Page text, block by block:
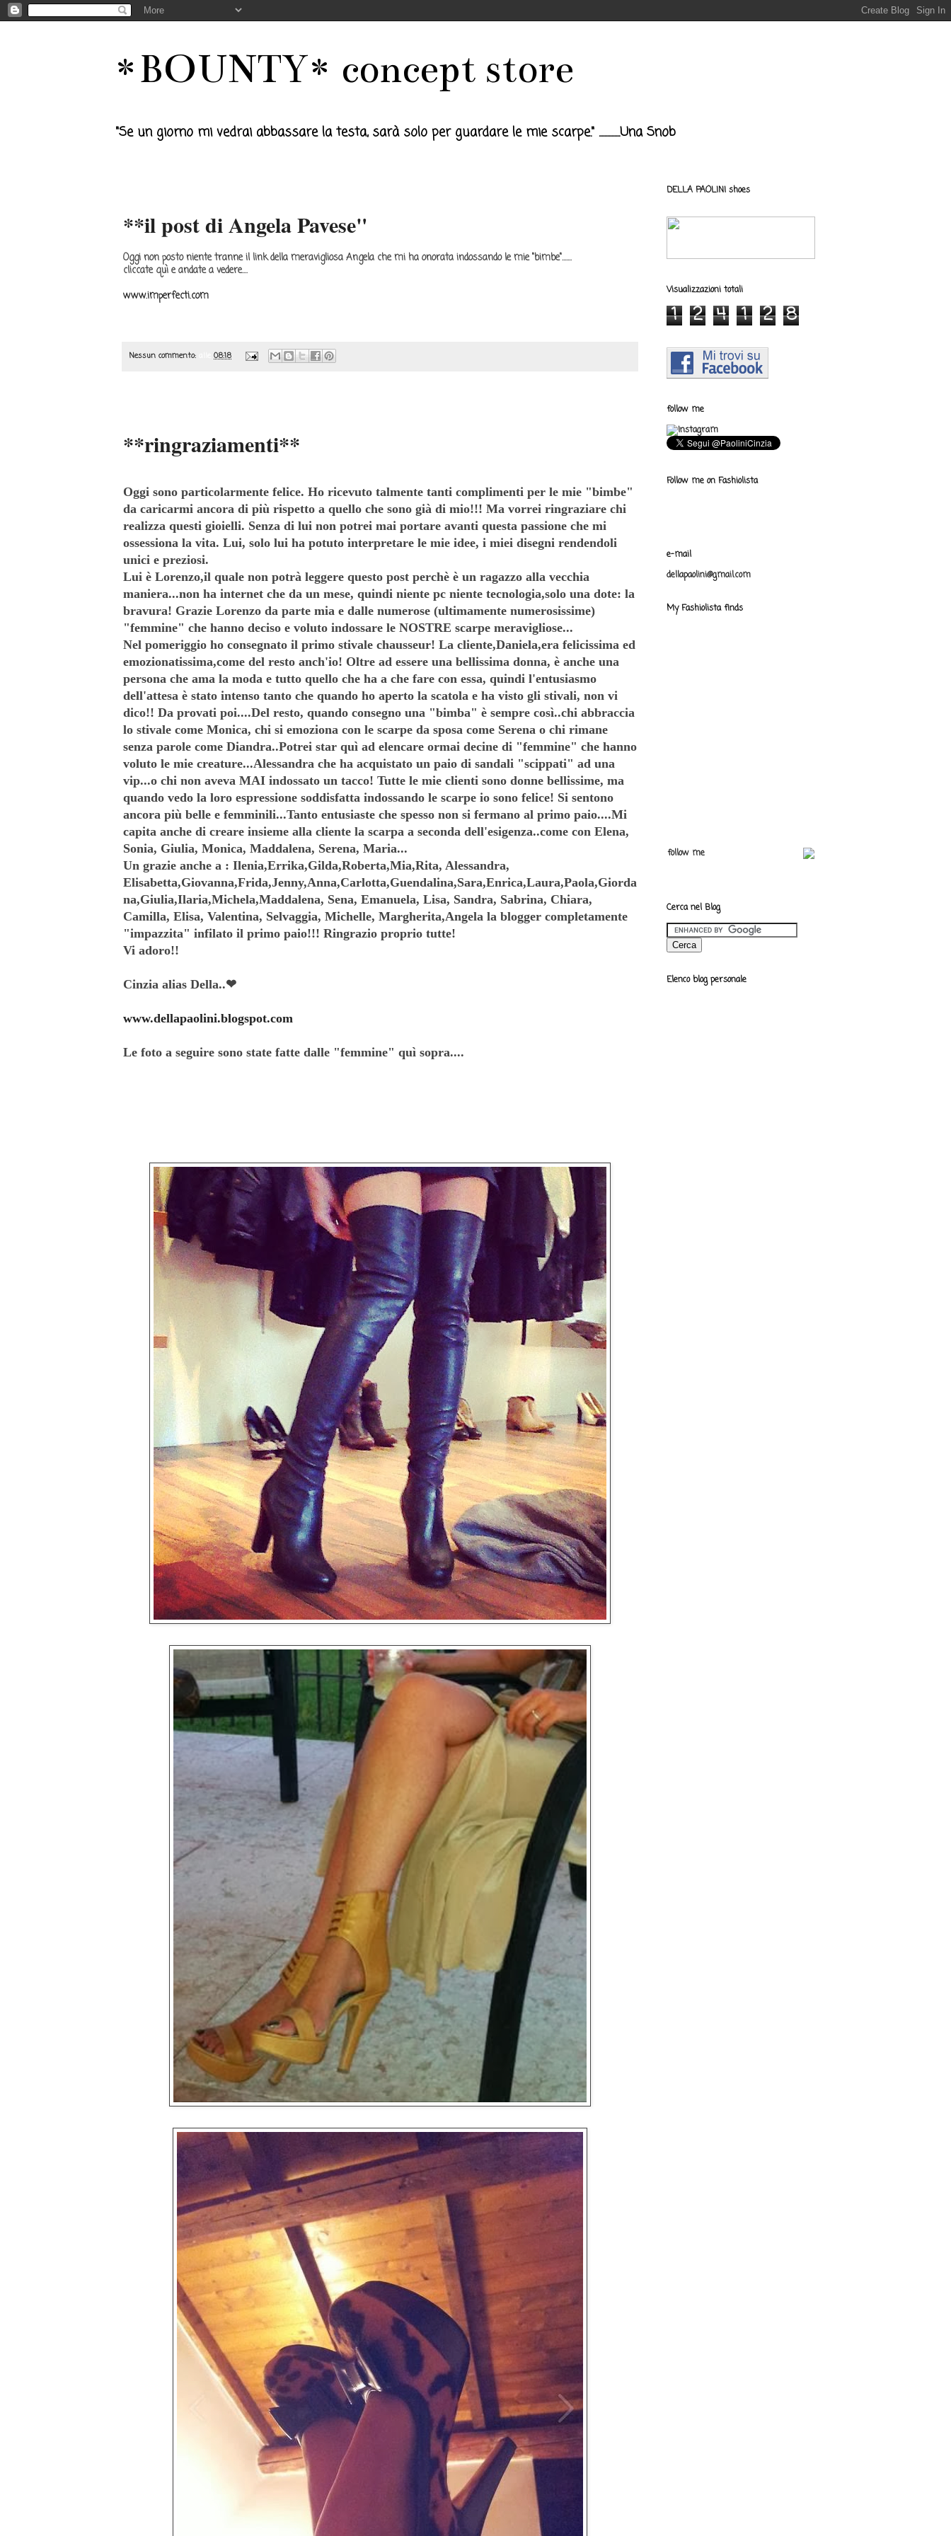
*BOUNTY* concept store
"Se un giorno mi vedrai abbassare la testa, sarà solo per guardare le mie scarpe." ...............Una Snob
**il post di Angela Pavese"
Oggi non posto niente tranne il link della meravigliosa Angela che mi ha onorata indossando le mie "bimbe".......
cliccate quì e andate a vedere....
www.imperfecti.com
Nessun commento: 08:18
**ringraziamenti**
Oggi sono particolarmente felice. Ho ricevuto talmente tanti complimenti per le mie "bimbe"
da caricarmi ancora di più rispetto a quello che sono già di mio!!! Ma vorrei ringraziare chi
realizza questi gioielli. Senza di lui non potrei mai portare avanti questa passione che mi
ossessiona la vita. Lui, solo lui ha potuto interpretare le mie idee, i miei disegni rendendoli
unici e preziosi.
Lui è Lorenzo,il quale non potrà leggere questo post perchè è un ragazzo alla vecchia
maniera...non ha internet che da un mese, quindi niente pc niente tecnologia,solo una dote: la
bravura! Grazie Lorenzo da parte mia e dalle numerose (ultimamente numerosissime)
"femmine" che hanno deciso e voluto indossare le NOSTRE scarpe meravigliose...
Nel pomeriggio ho consegnato il primo stivale chausseur! La cliente,Daniela,era felicissima ed
emozionatissima,come del resto anch'io! Oltre ad essere una bellissima donna, è anche una
persona che ama la moda e tutto quello che ha a che fare con essa, quindi l'entusiasmo
dell'attesa è stato intenso tanto che quando ho aperto la scatola e ha visto gli stivali, non vi
dico!! Da provati poi....Del resto, quando consegno una "bimba" è sempre così..chi abbraccia
lo stivale come Monica, chi si emoziona con le scarpe da sposa come Serena o chi rimane
senza parole come Diandra..Potrei star quì ad elencare ormai decine di "femmine" che hanno
voluto le mie creature...Alessandra che ha acquistato un paio di sandali "scippati" ad una
vip...o chi non aveva MAI indossato un tacco! Tutte le mie clienti sono donne bellissime, ma
quando vedo la loro espressione soddisfatta indossando le scarpe io sono felice! Si sentono
ancora più belle e femminili...Tanto entusiaste che spesso non si fermano al primo paio....Mi
capita anche di creare insieme alla cliente la scarpa a seconda dell'esigenza..come con Elena,
Sonia, Giulia, Monica, Maddalena, Serena, Maria...
Un grazie anche a : Ilenia,Errika,Gilda,Roberta,Mia,Rita, Alessandra,
Elisabetta,Giovanna,Frida,Jenny,Anna,Carlotta,Guendalina,Sara,Enrica,Laura,Paola,Giorda
na,Giulia,Ilaria,Michela,Maddalena, Sena, Emanuela, Lisa, Sandra, Sabrina, Chiara,
Camilla, Elisa, Valentina, Selvaggia, Michelle, Margherita,Angela la blogger completamente
"impazzita" infilato il primo paio!!! Ringrazio proprio tutte!
Vi adoro!!
Cinzia alias Della..❤
www.dellapaolini.blogspot.com
Le foto a seguire sono state fatte dalle "femmine" quì sopra....
DELLA PAOLINI shoes
Visualizzazioni totali
1 2 4 1 2 8
follow me
Follow me on Fashiolista
e-mail
dellapaolini@gmail.com
My Fashiolista finds
follow me
Cerca nel Blog
Elenco blog personale